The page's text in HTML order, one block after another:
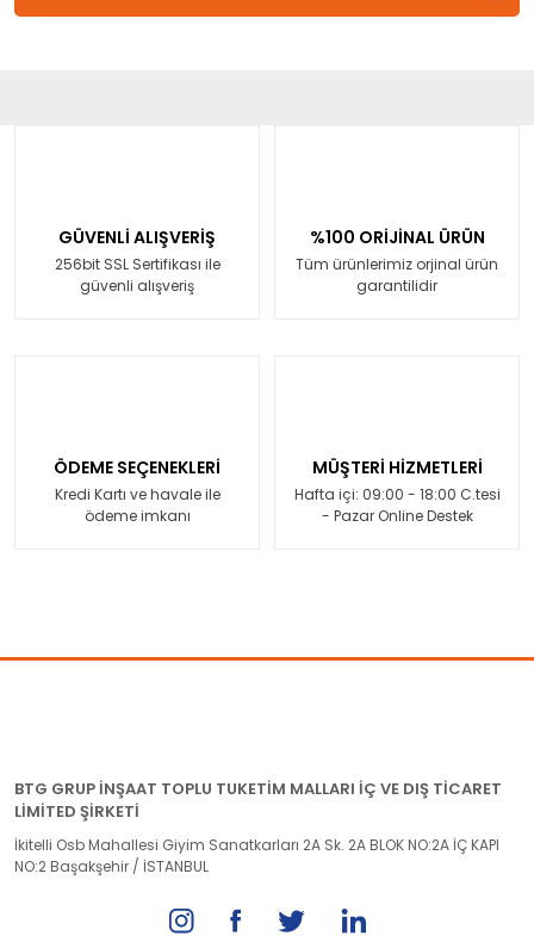
GÜVENLİ ALIŞVERİŞ
256bit SSL Sertifikası ile
güvenli alışveriş
%100 ORİJİNAL ÜRÜN
Tüm ürünlerimiz orjinal ürün
garantilidir
ÖDEME SEÇENEKLERİ
Kredi Kartı ve havale ile
ödeme imkanı
MÜŞTERİ HİZMETLERİ
Hafta içi: 09:00 - 18:00 C.tesi
- Pazar Online Destek
BTG GRUP İNŞAAT TOPLU TUKETİM MALLARI İÇ VE DIŞ TİCARET
LİMİTED ŞİRKETİ
İkitelli Osb Mahallesi Giyim Sanatkarları 2A Sk. 2A BLOK NO:2A İÇ KAPI
NO:2 Başakşehir / İSTANBUL